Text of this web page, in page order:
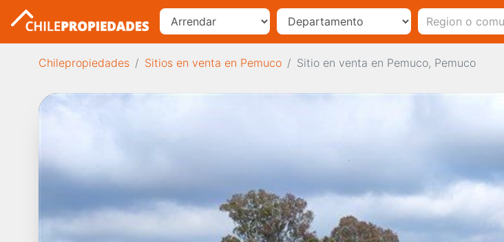
Chilepropiedades Sitios en venta en Pemuco Sitio en venta en Pemuco, Pemuco